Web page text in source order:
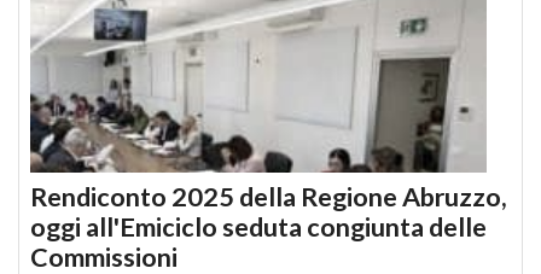
Rendiconto 2025 della Regione Abruzzo,
oggi all'Emiciclo seduta congiunta delle
Commissioni